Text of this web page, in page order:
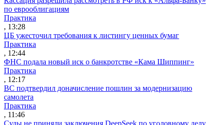
по еврооблигациям
Практика
, 13:28
ЦБ ужесточил требования к листингу ценных бумаг
Практика
, 12:44
ФНС подала новый иск о банкротстве «Кама Шиппинг»
Практика
, 12:17
ВС подтвердил доначисление пошлин за модернизацию
самолета
Практика
, 11:46
Суды не приняли заключения DeepSeek по уголовному делу